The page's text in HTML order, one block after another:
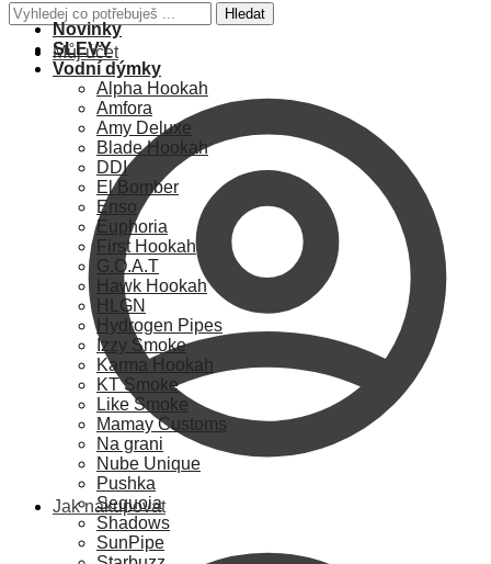
Hledat: Hledat
Můj účet
Jak nakupovat
Novinky
SLEVY
Vodní dýmky
Alpha Hookah
Amfora
Amy Deluxe
Blade Hookah
DDI
El Bomber
Enso
Euphoria
First Hookah
G.O.A.T
Hawk Hookah
HLGN
Hydrogen Pipes
Izzy Smoke
Karma Hookah
KT Smoke
Like Smoke
Mamay Customs
Na grani
Nube Unique
Pushka
Sequoia
Shadows
SunPipe